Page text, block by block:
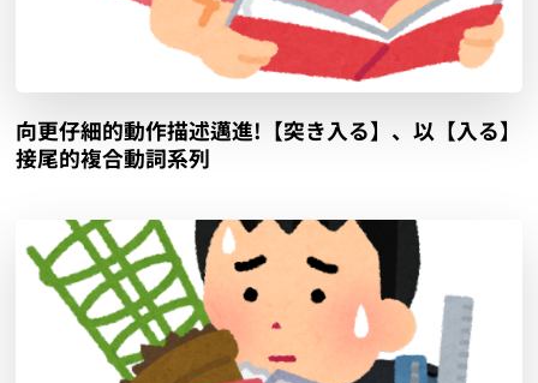
向更仔細的動作描述邁進!【突き入る】、以【入る】
接尾的複合動詞系列